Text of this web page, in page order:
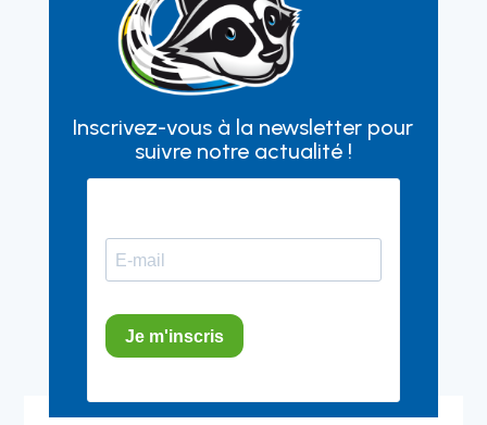
Inscrivez-vous à la newsletter pour
suivre notre actualité !